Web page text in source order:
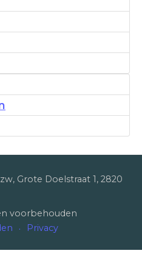
Grote Doelstraat 1, 2820
voorbehouden
Privacy